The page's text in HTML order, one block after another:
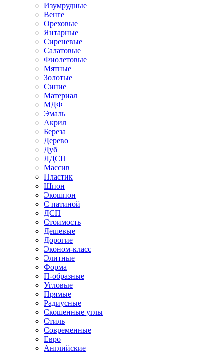
Изумрудные
Венге
Ореховые
Янтарные
Сиреневые
Салатовые
Фиолетовые
Мятные
Золотые
Синие
Материал
МДФ
Эмаль
Акрил
Береза
Дерево
Дуб
ЛДСП
Массив
Пластик
Шпон
Экошпон
С патиной
ДСП
Стоимость
Дешевые
Дорогие
Эконом-класс
Элитные
Форма
П-образные
Угловые
Прямые
Радиусные
Скошенные углы
Стиль
Современные
Евро
Английские